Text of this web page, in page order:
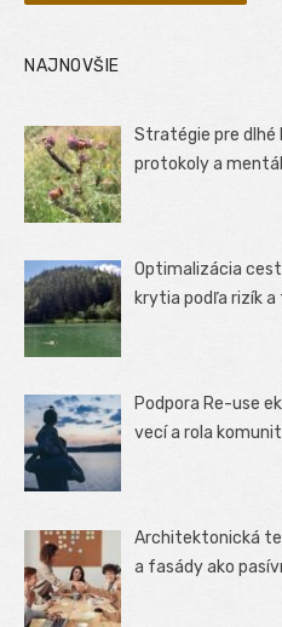
NAJNOVŠIE
Stratégie pre dlhé
protokoly a
Optimalizácia
krytia podľa rizík
Podpora Re-use
vecí a rola
Architektonická
a fasády ako